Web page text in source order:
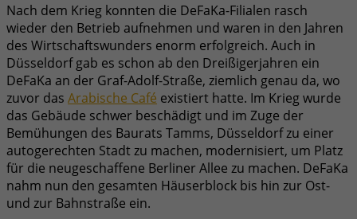
Nach dem Krieg konnten die DeFaKa-Filialen rasch
wieder den Betrieb aufnehmen und waren in den Jahren
des Wirtschaftswunders enorm erfolgreich. Auch in
Düsseldorf gab es schon ab den Dreißigerjahren ein
DeFaKa an der Graf-Adolf-Straße, ziemlich genau da, wo
zuvor das Arabische Café existiert hatte. Im Krieg wurde
das Gebäude schwer beschädigt und im Zuge der
Bemühungen des Baurats Tamms, Düsseldorf zu einer
autogerechten Stadt zu machen, modernisiert, um Platz
für die neugeschaffene Berliner Allee zu machen. DeFaKa
nahm nun den gesamten Häuserblock bis hin zur Ost-
und zur Bahnstraße ein.